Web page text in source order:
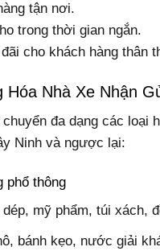
tận nơi.
trong thời gian ngắn.
cho khách hàng thân
Hóa Nhà Xe Nhận
đa dạng các loại
Ninh và ngược lại:
phổ thông
mỹ phẩm, túi xách,
bánh kẹo, nước giải